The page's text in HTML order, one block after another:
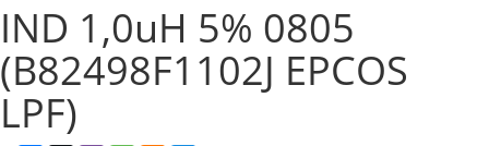
IND 1,0uH 5% 0805
(B82498F1102J EPCOS
LPF)